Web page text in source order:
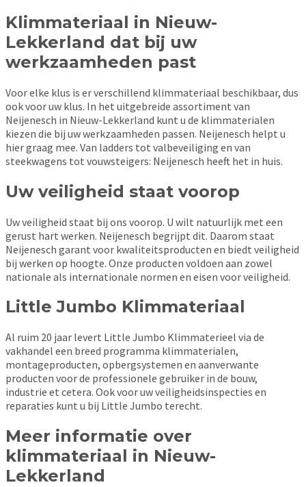
Klimmateriaal in Nieuw-
Lekkerland dat bij uw
werkzaamheden past
Voor elke klus is er verschillend klimmateriaal beschikbaar, dus
ook voor uw klus. In het uitgebreide assortiment van
Neijenesch in Nieuw-Lekkerland kunt u de klimmaterialen
kiezen die bij uw werkzaamheden passen. Neijenesch helpt u
hier graag mee. Van ladders tot valbeveiliging en van
steekwagens tot vouwsteigers: Neijenesch heeft het in huis.
Uw veiligheid staat voorop
Uw veiligheid staat bij ons voorop. U wilt natuurlijk met een
gerust hart werken. Neijenesch begrijpt dit. Daarom staat
Neijenesch garant voor kwaliteitsproducten en biedt veiligheid
bij werken op hoogte. Onze producten voldoen aan zowel
nationale als internationale normen en eisen voor veiligheid.
Little Jumbo Klimmateriaal
Al ruim 20 jaar levert Little Jumbo Klimmaterieel via de
vakhandel een breed programma klimmaterialen,
montageproducten, opbergsystemen en aanverwante
producten voor de professionele gebruiker in de bouw,
industrie et cetera. Ook voor uw veiligheidsinspecties en
reparaties kunt u bij Little Jumbo terecht.
Meer informatie over
klimmateriaal in Nieuw-
Lekkerland